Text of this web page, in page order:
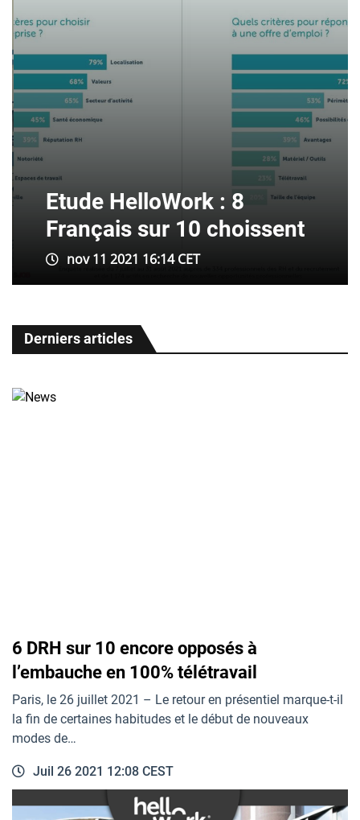
Etude HelloWork : 8
Français sur 10 choissent
nov 11 2021 16:14 CET
Derniers articles
6 DRH sur 10 encore opposés à
l’embauche en 100% télétravail
Paris, le 26 juillet 2021 – Le retour en présentiel marque-t-il
la fin de certaines habitudes et le début de nouveaux
modes de…
Juil 26 2021 12:08 CEST